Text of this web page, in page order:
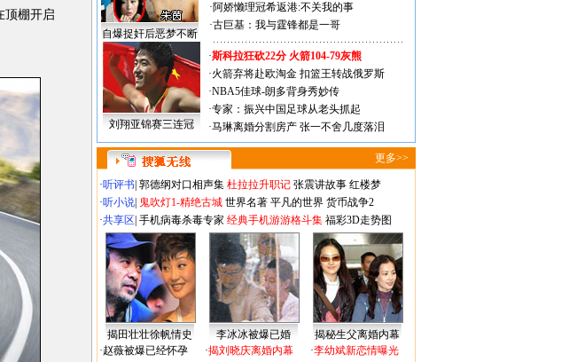
顶棚开启
自爆捉奸后恶梦不断
·阿娇懒理冠希返港:不关我的事
·古巨基：我与霆锋都是一哥
刘翔亚锦赛三连冠
·斯科拉狂砍22分 火箭104-79灰熊
·火箭弃将赴欧淘金 扣篮王转战俄罗斯
·NBA5佳球-朗多背身秀妙传
·专家：振兴中国足球从老头抓起
·马琳离婚分割房产 张一不舍几度落泪
更多>>
·听评书 郭德纲对口相声集 杜拉拉升职记 张震讲故事 红楼梦
·听小说 鬼吹灯1-精绝古城 世界名著 平凡的世界 货币战争2
·共享区 手机病毒杀毒专家 经典手机游游格斗集 福彩3D走势图
揭田壮壮徐帆情史 李冰冰被爆已婚
揭秘生父离婚内幕
·赵薇被爆已经怀孕
·揭刘晓庆离婚内幕
·李幼斌新恋情曝光